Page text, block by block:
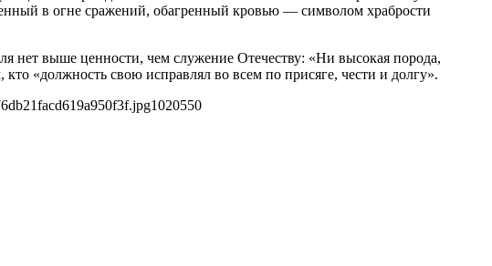
в огне сражений, обагренный кровью — символом храбрости
нет выше ценности, чем служение Отечеству: «Ни высокая порода,
«должность свою исправлял во всем по присяге, чести и долгу».
1020550